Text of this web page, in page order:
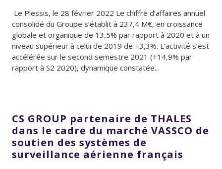
Le Plessis, le 28 février 2022 Le chiffre d’affaires annuel
consolidé du Groupe s’établit à 237,4 M€, en croissance
globale et organique de 13,5% par rapport à 2020 et à un
niveau supérieur à celui de 2019 de +3,3%. L’activité s’est
accélérée sur le second semestre 2021 (+14,9% par
rapport à S2 2020), dynamique constatée...
CS GROUP partenaire de THALES
dans le cadre du marché VASSCO de
soutien des systèmes de
surveillance aérienne français